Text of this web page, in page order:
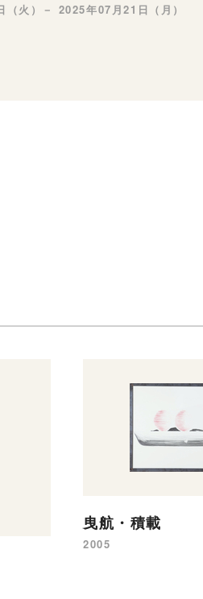
火）－ 2025年07月21日（月）
曳航・積載
2005